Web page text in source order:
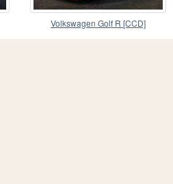
Volkswagen Golf R [CCD]